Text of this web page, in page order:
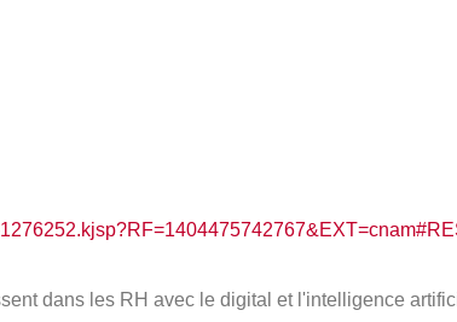
dans les RH avec le digital et l'intelligence